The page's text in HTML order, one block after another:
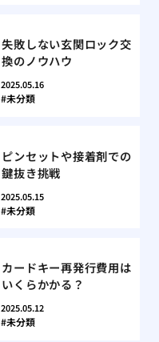
失敗しない玄関ロック交
換のノウハウ
2025.05.16
未分類
ピンセットや接着剤での
鍵抜き挑戦
2025.05.15
未分類
カードキー再発行費用は
いくらかかる？
2025.05.12
未分類